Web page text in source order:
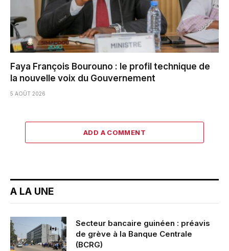
Faya François Bourouno : le profil technique de
la nouvelle voix du Gouvernement
5 AOÛT 2026
ADD A COMMENT
A LA UNE
Secteur bancaire guinéen : préavis
de grève à la Banque Centrale
(BCRG)